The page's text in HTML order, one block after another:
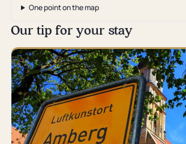
One point on the map
Our tip for your stay